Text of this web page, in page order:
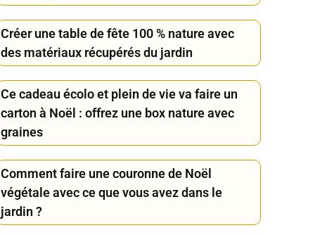
Créer une table de fête 100 % nature avec
des matériaux récupérés du jardin
Ce cadeau écolo et plein de vie va faire un
carton à Noël : offrez une box nature avec
graines
Comment faire une couronne de Noël
végétale avec ce que vous avez dans le
jardin ?